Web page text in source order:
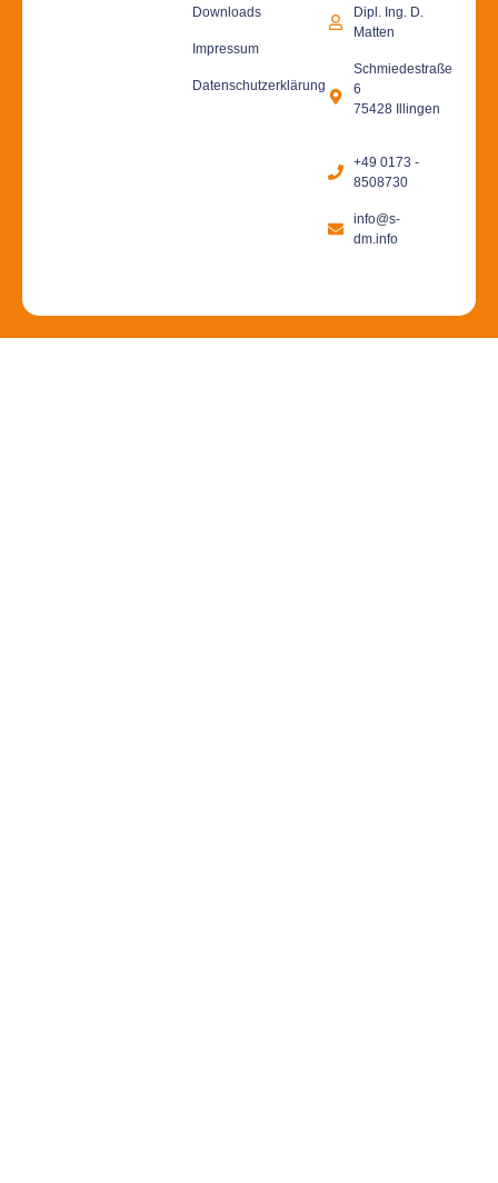
Downloads
Impressum
Datenschutzerklärung
Dipl. Ing. D.
Matten
Schmiedestraße
6
75428 Illingen
+49 0173 -
8508730
info@s-
dm.info